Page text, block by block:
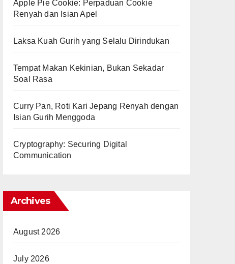
Apple Pie Cookie: Perpaduan Cookie
Renyah dan Isian Apel
Laksa Kuah Gurih yang Selalu Dirindukan
Tempat Makan Kekinian, Bukan Sekadar
Soal Rasa
Curry Pan, Roti Kari Jepang Renyah dengan
Isian Gurih Menggoda
Cryptography: Securing Digital
Communication
Archives
August 2026
July 2026